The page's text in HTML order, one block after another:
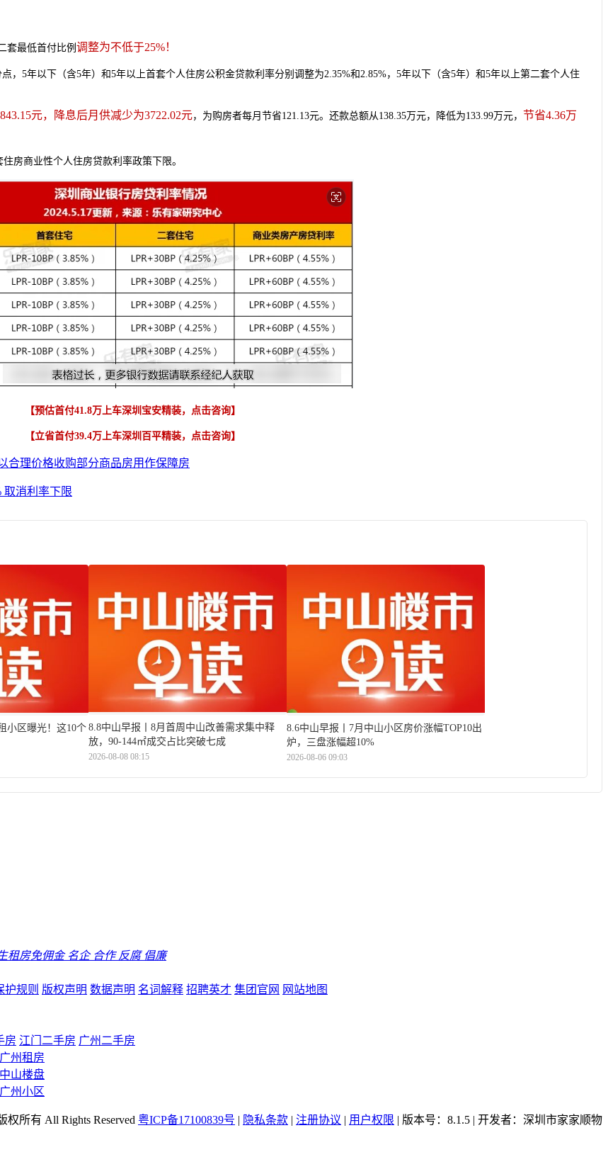
套最低首付比例调整为不低于25%！
，5年以下（含5年）和5年以上首套个人住房公积金贷款利率分别调整为2.35%和2.85%，5年以下（含5年）和5年以上第二套个人住
元，降息后月供减少为3722.02元，为购房者每月节省121.13元。还款总额从138.35万元，降低为133.99万元， 节省4.36万
房商业性个人住房贷款利率政策下限。
【预估首付41.8万上车深圳宝安精装，点击咨询】
【立省首付39.4万上车深圳百平精装，点击咨询】
合理价格收购部分商品房用作保障房
取消利率下限
小区曝光！这10个 8.8中山早报丨8月首周中山改善需求集中释
放，90-144㎡成交占比突破七成
2026-08-08 08:15
8.6中山早报丨7月中山小区房价涨幅TOP10出
炉，三盘涨幅超10%
2026-08-06 09:03
租房免佣金 名企 合作 反腐 倡廉
护规则 版权声明 数据声明 名词解释 招聘英才 集团官网 网站地图
房 江门二手房 广州二手房
广州租房
中山楼盘
广州小区
所有 All Rights Reserved 粤ICP备17100839号 | 隐私条款 | 注册协议 | 用户权限 | 版本号：8.1.5 | 开发者：深圳市家家顺物